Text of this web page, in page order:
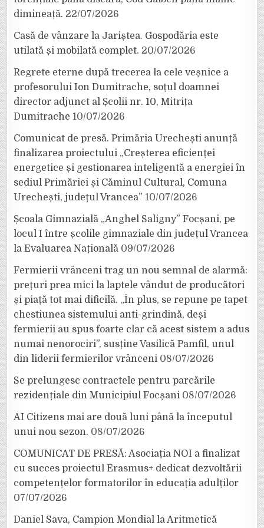
dimineață. 22/07/2026
Casă de vânzare la Jariștea. Gospodăria este
utilată și mobilată complet. 20/07/2026
Regrete eterne după trecerea la cele veșnice a
profesorului Ion Dumitrache, soțul doamnei
director adjunct al Școlii nr. 10, Mitrița
Dumitrache 10/07/2026
Comunicat de presă. Primăria Urechești anunță
finalizarea proiectului „Creșterea eficienței
energetice și gestionarea inteligentă a energiei în
sediul Primăriei și Căminul Cultural, Comuna
Urechești, județul Vrancea” 10/07/2026
Școala Gimnazială „Anghel Saligny” Focșani, pe
locul I între școlile gimnaziale din județul Vrancea
la Evaluarea Națională 09/07/2026
Fermierii vrânceni trag un nou semnal de alarmă:
prețuri prea mici la laptele vândut de producători
și piață tot mai dificilă. „În plus, se repune pe tapet
chestiunea sistemului anti-grindină, deși
fermierii au spus foarte clar că acest sistem a adus
numai nenorociri”, susține Vasilică Pamfil, unul
din liderii fermierilor vrânceni 08/07/2026
Se prelungesc contractele pentru parcările
rezidențiale din Municipiul Focșani 08/07/2026
AI Citizens mai are două luni până la începutul
unui nou sezon. 08/07/2026
COMUNICAT DE PRESĂ: Asociația NOI a finalizat
cu succes proiectul Erasmus+ dedicat dezvoltării
competențelor formatorilor în educația adulților
07/07/2026
Daniel Sava, Campion Mondial la Aritmetică